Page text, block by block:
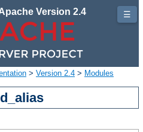
Version 2.4
> Version 2.4 > Modules
☰